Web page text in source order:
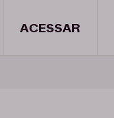
ACESSAR